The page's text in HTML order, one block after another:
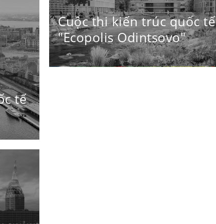
tế
Cuộc thi kiến ​​trúc quốc tế
"Ecopolis Odintsovo"